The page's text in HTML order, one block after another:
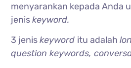
menyarankan kepada Anda
jeniskeyword.
3 jeniskeyword itu adalah
question keywords,